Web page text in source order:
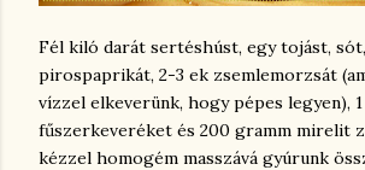
Fél kiló darát sertéshúst, egy tojást,
pirospaprikát, 2-3 ek zsemlemorzsát
vízzel elkeverünk, hogy pépes legyen),
fűszerkeveréket és 200 gramm mirelit
kézzel homogém masszává gyúrunk